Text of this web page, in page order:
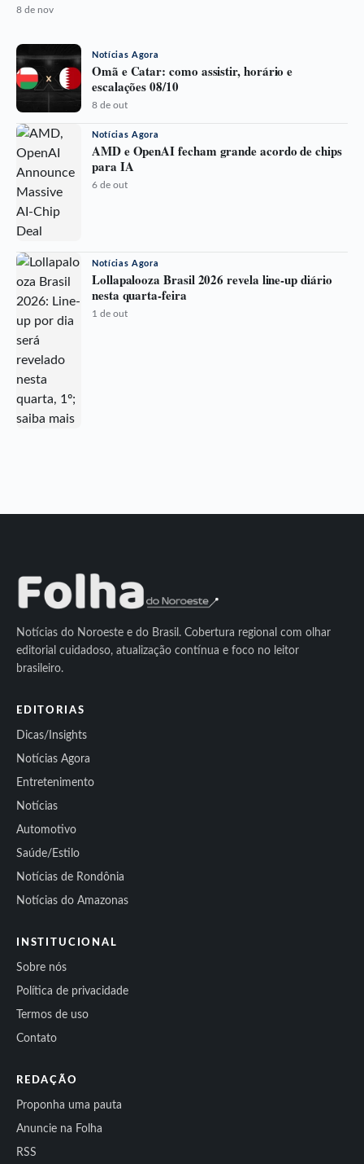
8 de nov
Notícias Agora
Omã e Catar: como assistir, horário e
escalações 08/10
8 de out
Notícias Agora
AMD e OpenAI fecham grande acordo de chips
para IA
6 de out
Notícias Agora
Lollapalooza Brasil 2026 revela line-up diário
nesta quarta-feira
1 de out
Notícias do Noroeste e do Brasil. Cobertura regional com olhar
editorial cuidadoso, atualização contínua e foco no leitor
brasileiro.
EDITORIAS
Dicas/Insights
Notícias Agora
Entretenimento
Notícias
Automotivo
Saúde/Estilo
Notícias de Rondônia
Notícias do Amazonas
INSTITUCIONAL
Sobre nós
Política de privacidade
Termos de uso
Contato
REDAÇÃO
Proponha uma pauta
Anuncie na Folha
RSS